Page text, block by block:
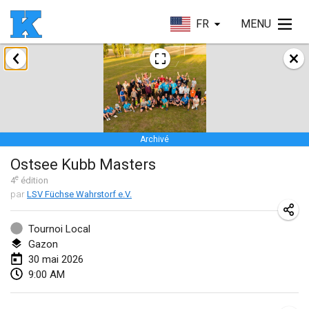
FR MENU
Archivé
Ostsee Kubb Masters
4e édition
par LSV Füchse Wahrstorf e.V.
Tournoi Local
Gazon
30 mai 2026
9:00 AM
janvier 2026
Skuffle for the Shovel
|États-Unis
Skuffle for the Shovel
17 janv. 2026 | États-Unis
Winterkubb
25 janv. 2026|Belgique
mars 2026
Winter Kubb Mött
1 mars 2026|Allemagne